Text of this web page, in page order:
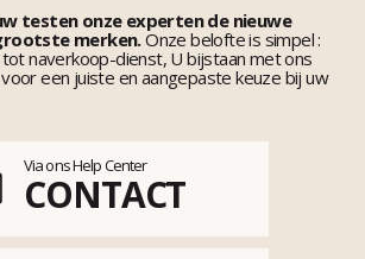
testen onze experten de nieuwe
merken.Onze belofte is simpel :
naverkoop-dienst, U bijstaan met ons
een juiste en aangepaste keuze bij uw
Via ons Help Center
CONTACT